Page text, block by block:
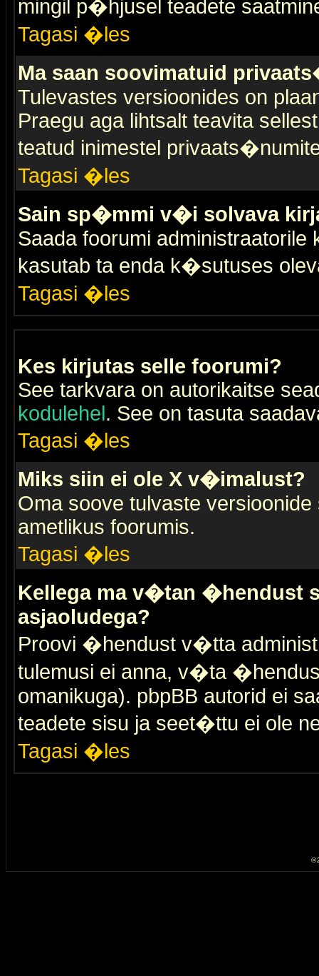
mingil p�hjusel teadete
Tagasi �les
Ma saan soovimatuid
Tulevastes versioonides on
Praegu aga lihtsalt teavita
teatud inimestel
Tagasi �les
Sain sp�mmi v�i solvava
Saada foorumi
kasutab ta enda k�sutuses
Tagasi �les
Kes kirjutas selle foorumi?
See tarkvara on autorikaitse
kodulehel. See on tasuta
Tagasi �les
Miks siin ei ole X v�imalust?
Oma soove tulvaste
ametlikus foorumis.
Tagasi �les
Kellega ma v�tan �hendust
asjaoludega?
Proovi �hendust v�tta
tulemusi ei anna, v�ta
omanikuga). pbpBB autorid ei
teadete sisu ja seet�ttu ei ole
Tagasi �les
©